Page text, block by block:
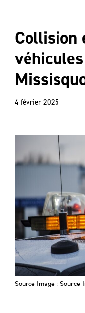
Collision
4 février 2025
Source Image : Source